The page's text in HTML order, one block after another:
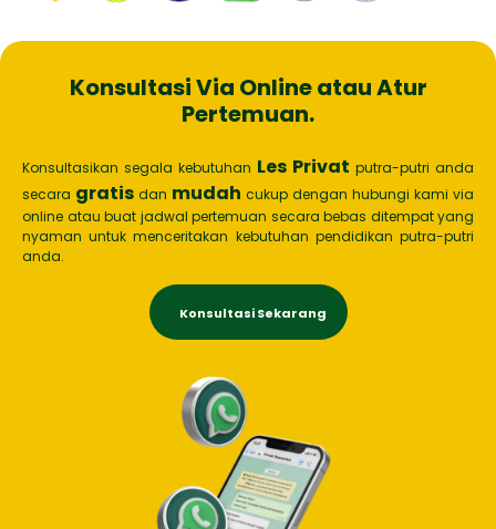
Konsultasi Via Online atau Atur
Pertemuan.
Konsultasikan segala kebutuhan Les Privat putra-putri anda
secara gratis dan mudah cukup dengan hubungi kami via
online atau buat jadwal pertemuan secara bebas ditempat yang
nyaman untuk menceritakan kebutuhan pendidikan putra-putri
anda.
Konsultasi Sekarang